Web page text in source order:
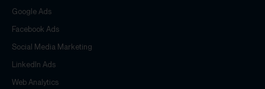
Google Ads
Facebook Ads
Social Media Marketing
LinkedIn Ads
Web Analytics